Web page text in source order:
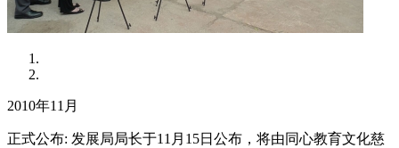
2010年11月
正式公布: 发展局局长于11月15日公布，将由同心教育文化慈